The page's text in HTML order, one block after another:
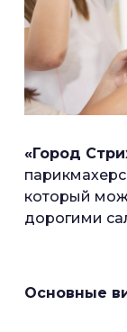
«Город
который
дорогими
Основные